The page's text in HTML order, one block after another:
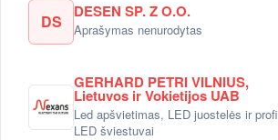
DS DESEN SP. Z O.O.
Aprašymas nenurodytas
GERHARD PETRI VILNIUS,
Lietuvos ir Vokietijos UAB
Led apšvietimas, LED juostelės ir
LED šviestuvai